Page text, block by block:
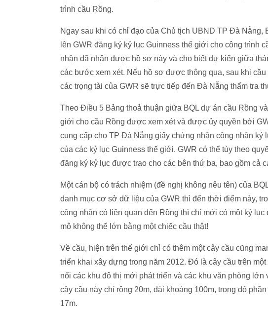
trình cầu Rồng.
Ngay sau khi có chỉ đạo của Chủ tịch UBND TP Đà
lên GWR đăng ký kỷ lục Guinness thế giới cho công trình
nhận đã nhận được hồ sơ này và cho biết dự kiến giữa
các bước xem xét. Nếu hồ sơ được thông qua, sau khi
các trọng tài của GWR sẽ trực tiếp đến Đà Nẵng thẩm tra
Theo Điều 5 Bảng thoả thuận giữa BQL dự án cầu Rồng
giới cho cầu Rồng được xem xét và được ủy quyền bởi
cung cấp cho TP Đà Nẵng giấy chứng nhận công nhận kỷ
của các kỷ lục Guinness thế giới. GWR có thể tùy theo
đăng ký kỷ lục được trao cho các bên thứ ba, bao gồm cả
Một cán bộ có trách nhiệm (đề nghị không nêu tên) của
danh mục cơ sở dữ liệu của GWR thì đến thời điểm này,
công nhận có liên quan đến Rồng thì chỉ mới có một kỷ
mô không thể lớn bằng một chiếc cầu thật!
Về cầu, hiện trên thế giới chỉ có thêm một cây cầu cũng
triển khai xây dựng trong năm 2012. Đó là cây cầu trên
nối các khu đô thị mới phát triển và các khu văn phòng
cây cầu này chỉ rộng 20m, dài khoảng 100m, trong đó
17m.